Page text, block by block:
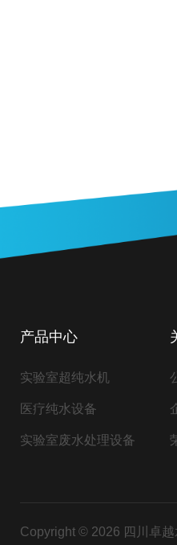
产品中心
实验室超纯水机
医疗纯水设备
实验室废水处理设备
Copyright © 2026 四川卓